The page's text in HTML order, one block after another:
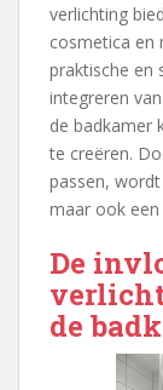
verlichting
cosmetica en
praktische en
integreren
de badkamer
te creëren.
passen,
maar ook
De
de